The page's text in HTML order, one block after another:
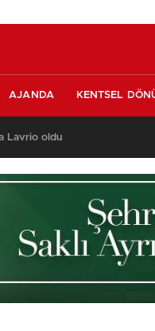
AJANDA KENTSEL
400 milyon liraya!